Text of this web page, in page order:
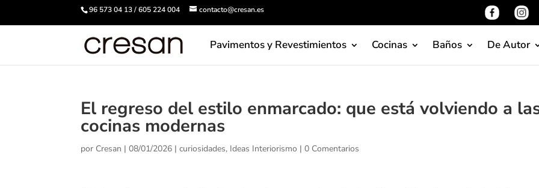
96 573 04 13 / 605 224 004 contacto@cresan.es
Pavimentos y Revestimientos Cocinas Baños De Autor
El regreso del estilo enmarcado: que está volviendo a
cocinas modernas
por Cresan |08/01/2026 |curiosidades, Ideas Interiorismo |0 Comentarios